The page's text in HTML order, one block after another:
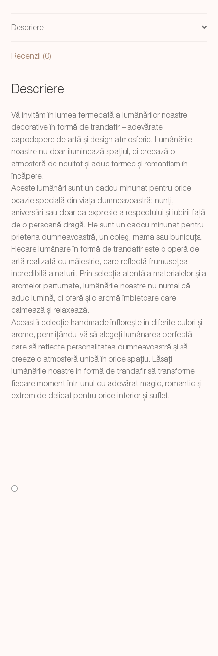
Descriere
Recenzii (0)
Descriere
Vă invităm în lumea fermecată a lumânărilor noastre
decorative în formă de trandafir – adevărate
capodopere de artă și design atmosferic. Lumânările
noastre nu doar iluminează spațiul, ci creează o
atmosferă de neuitat și aduc farmec și romantism în
încăpere.
Aceste lumânări sunt un cadou minunat pentru orice
ocazie specială din viața dumneavoastră: nunți,
aniversări sau doar ca expresie a respectului și iubirii față
de o persoană dragă. Ele sunt un cadou minunat pentru
prietena dumneavoastră, un coleg, mama sau bunicuța.
Fiecare lumânare în formă de trandafir este o operă de
artă realizată cu măiestrie, care reflectă frumusețea
incredibilă a naturii. Prin selecția atentă a materialelor și a
aromelor parfumate, lumânările noastre nu numai că
aduc lumină, ci oferă și o aromă îmbietoare care
calmează și relaxează.
Această colecție handmade înflorește în diferite culori și
arome, permițându-vă să alegeți lumânarea perfectă
care să reflecte personalitatea dumneavoastră și să
creeze o atmosferă unică în orice spațiu. Lăsați
lumânările noastre în formă de trandafir să transforme
fiecare moment într-unul cu adevărat magic, romantic și
extrem de delicat pentru orice interior și suflet.